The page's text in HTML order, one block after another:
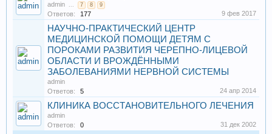
admin ... 7 8 9
Ответов: 177 9 фев 2017
НАУЧНО-ПРАКТИЧЕСКИЙ ЦЕНТР
МЕДИЦИНСКОЙ ПОМОЩИ ДЕТЯМ С
ПОРОКАМИ РАЗВИТИЯ ЧЕРЕПНО-ЛИЦЕВОЙ
ОБЛАСТИ И ВРОЖДЁННЫМИ
ЗАБОЛЕВАНИЯМИ НЕРВНОЙ СИСТЕМЫ
admin
Ответов:
5 24 апр 2014
КЛИНИКА ВОССТАНОВИТЕЛЬНОГО ЛЕЧЕНИЯ
admin
Ответов:
0
31 дек 2002